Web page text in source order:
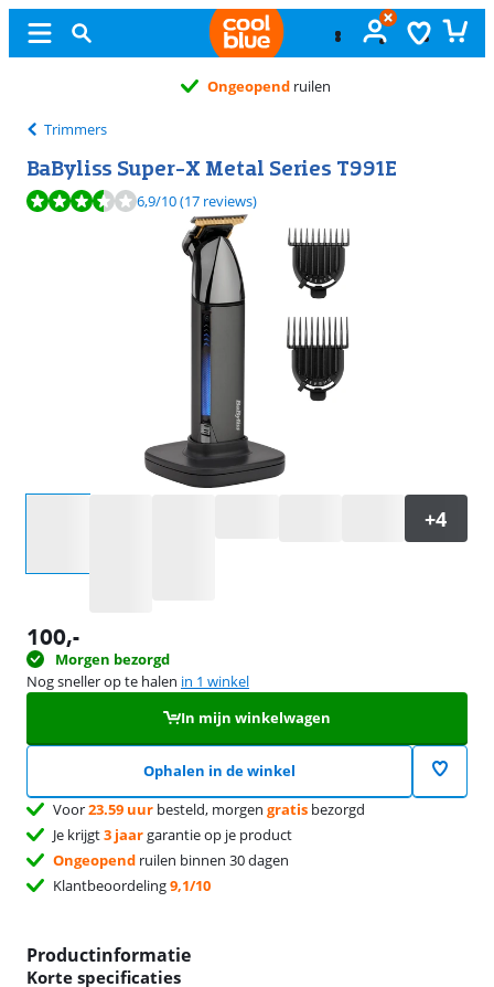
Ongeopend ruilen
Trimmers
BaByliss Super-X Metal Series T991E
Beoordeling is 6,9 van de 10, gebaseerd op 17 reviews.
6,9/10(17 reviews)
100,-
Morgen bezorgd
Nog sneller op te halen in 1 winkel
In mijn winkelwagen
Ophalen in de winkel
Voor23.59 uur besteld, morgen gratis bezorgd
Je krijgt3 jaargarantie op je product
Ongeopend ruilen binnen 30 dagen
Klantbeoordeling9,1/10
Productinformatie
Korte specificaties